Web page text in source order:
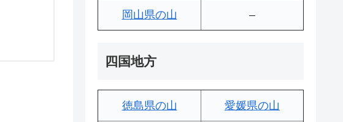
岡山県の山 –
四国地方
徳島県の山 愛媛県の山